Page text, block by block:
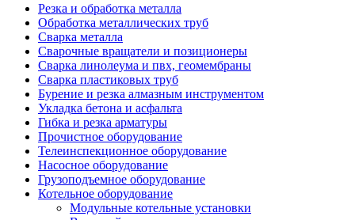
Резка и обработка металла
Обработка металлических труб
Сварка металла
Сварочные вращатели и позиционеры
Сварка линолеума и пвх, геомембраны
Сварка пластиковых труб
Бурение и резка алмазным инструментом
Укладка бетона и асфальта
Гибка и резка арматуры
Прочистное оборудование
Телеинспекционное оборудование
Насосное оборудование
Грузоподъемное оборудование
Котельное оборудование
Модульные котельные установки